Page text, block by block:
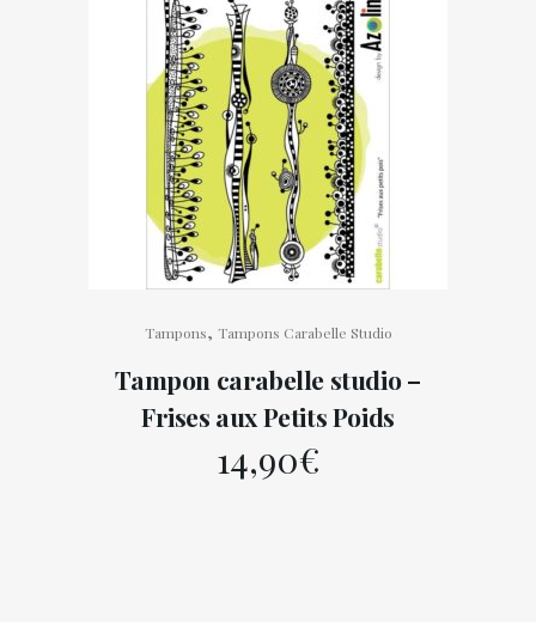
Tampons, Tampons Carabelle Studio
Tampon carabelle studio –
Frises aux Petits Poids
14,90€